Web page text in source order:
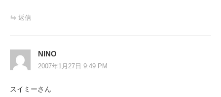
返信
NINO
2007年1月27日 9:49 PM
スイミーさん